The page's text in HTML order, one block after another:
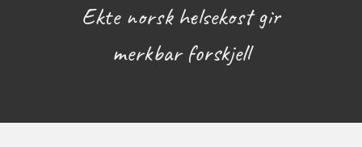
Ekte norsk helsekost gir
merkbar forskjell